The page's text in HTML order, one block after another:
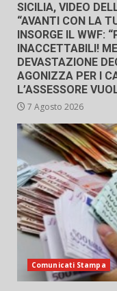
SICILIA, VIDEO
“AVANTI CON LA
INSORGE IL WWF:
INACCETTABILI!
DEVASTAZIONE
AGONIZZA PER I
L’ASSESSORE
7 Agosto 2026
Comunicati Stampa